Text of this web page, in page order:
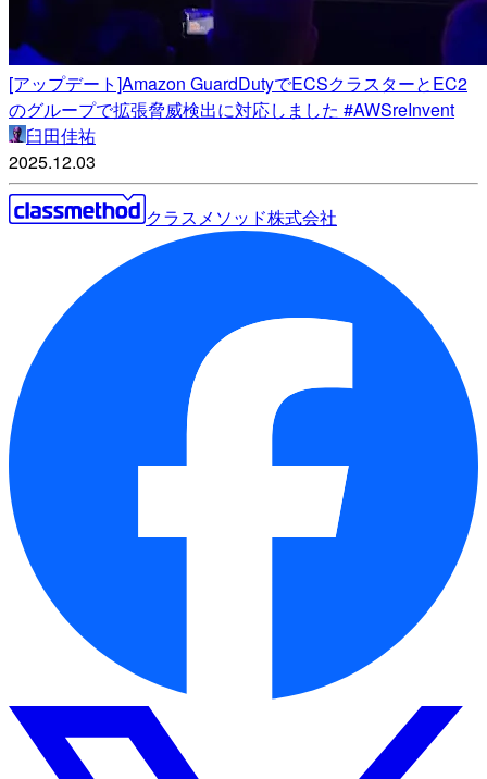
[アップデート]Amazon GuardDutyでECSクラスターとEC2
のグループで拡張脅威検出に対応しました #AWSreInvent
臼田佳祐
2025.12.03
クラスメソッド株式会社